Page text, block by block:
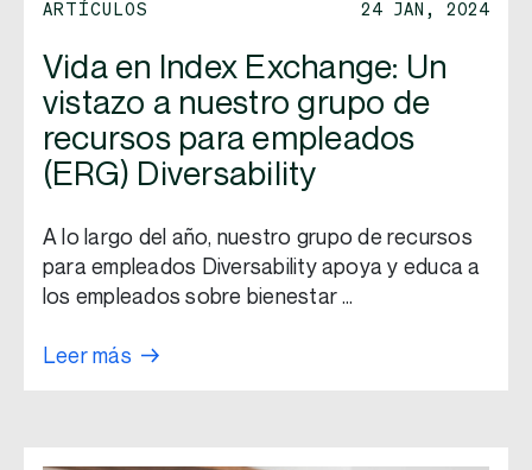
ARTÍCULOS 24 JAN, 2024
Vida en Index Exchange: Un
vistazo a nuestro grupo de
recursos para empleados
(ERG) Diversability
A lo largo del año, nuestro grupo de recursos
para empleados Diversability apoya y educa a
los empleados sobre bienestar …
Leer más